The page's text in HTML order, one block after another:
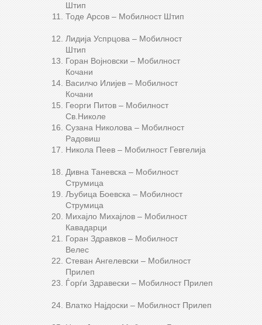
Штип
Тоде Арсов – Мобилност Штип
Лидија Успрцова – Мобилност
Штип
Горан Војновски – Мобилност
Кочани
Василчо Илиjев – Мобилност
Кочани
Георги Питов – Мобилност
Св.Николе
Сузана Николова – Мобилност
Радовиш
Никола Пеев – Мобилност Гевгелија
Дивна Таневска – Мобилност
Струмица
Љубица Боевска – Мобилност
Струмица
Михајло Михајлов – Мобилност
Кавадарци
Горан Здравков – Мобилност
Велес
Стеван Ангелевски – Мобилност
Прилеп
Ѓорѓи Здравески – Мобилност Прилеп
Влатко Најдоски – Мобилност Прилеп